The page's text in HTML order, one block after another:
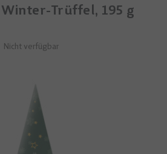
mit Alkohol
Trüffel, 195 g
Nicht verfügbar